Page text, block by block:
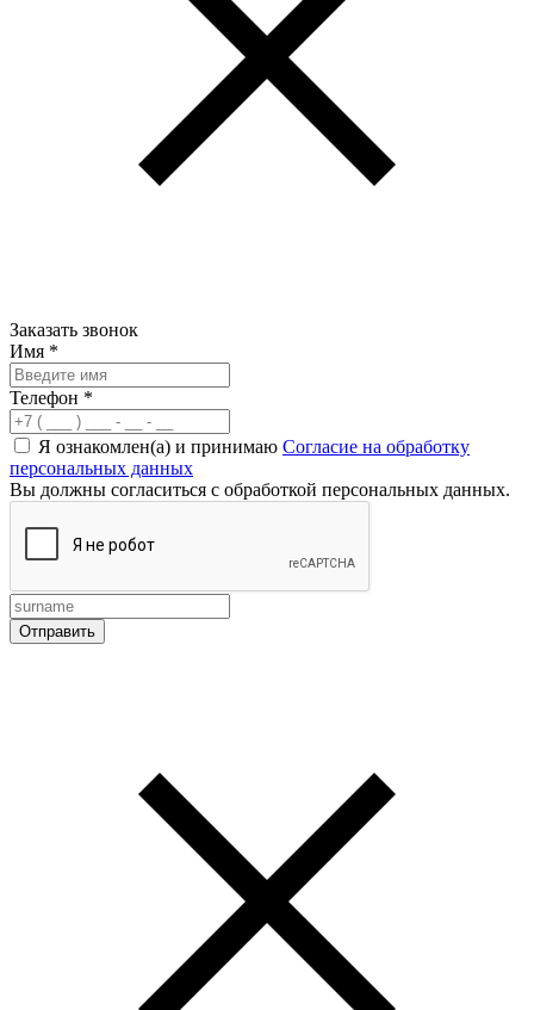
Заказать звонок
Имя *
Телефон *
Я ознакомлен(а) и принимаю Согласие на обработку
персональных данных
Вы должны согласиться с обработкой персональных данных.